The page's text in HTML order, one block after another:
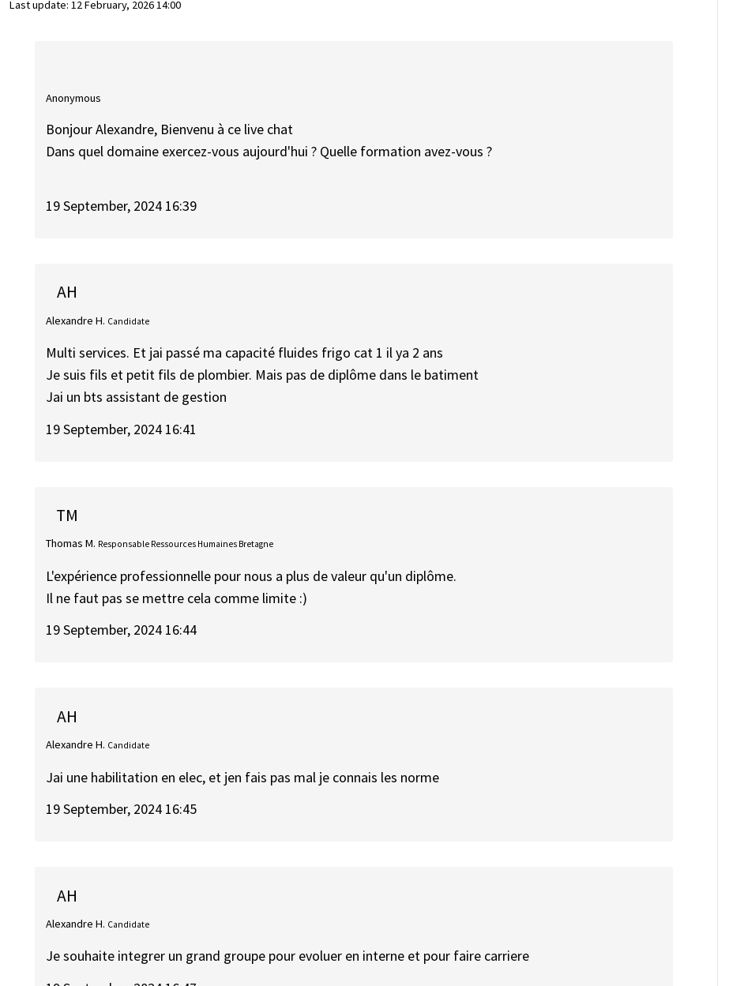
Last update: 12 February, 2026 14:00
Anonymous
Bonjour Alexandre, Bienvenu à ce live chat
Dans quel domaine exercez-vous aujourd'hui ? Quelle formation avez-vous ?
19 September, 2024 16:39
AH
Alexandre H. Candidate
Multi services. Et jai passé ma capacité fluides frigo cat 1 il ya 2 ans
Je suis fils et petit fils de plombier. Mais pas de diplôme dans le batiment
Jai un bts assistant de gestion
19 September, 2024 16:41
TM
Thomas M. Responsable Ressources Humaines Bretagne
L'expérience professionnelle pour nous a plus de valeur qu'un diplôme.
Il ne faut pas se mettre cela comme limite :)
19 September, 2024 16:44
AH
Alexandre H. Candidate
Jai une habilitation en elec, et jen fais pas mal je connais les norme
19 September, 2024 16:45
AH
Alexandre H. Candidate
Je souhaite integrer un grand groupe pour evoluer en interne et pour faire carriere